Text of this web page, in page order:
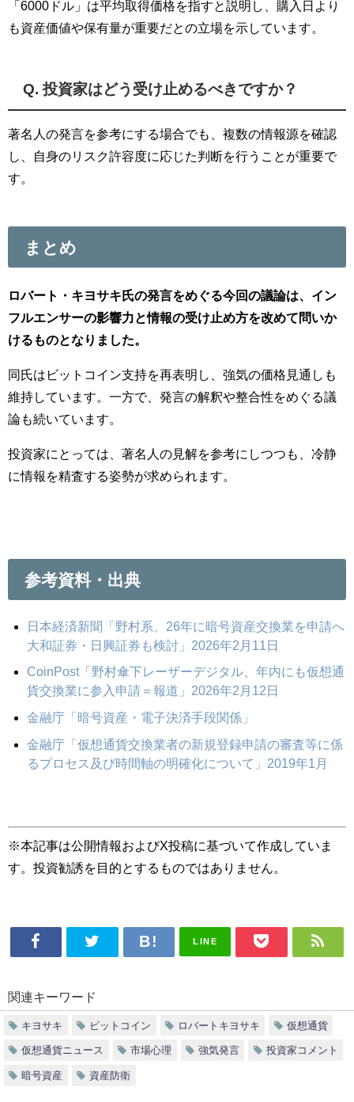
「6000ドル」は平均取得価格を指すと説明し、購入日より
も資産価値や保有量が重要だとの立場を示しています。
Q. 投資家はどう受け止めるべきですか？
著名人の発言を参考にする場合でも、複数の情報源を確認
し、自身のリスク許容度に応じた判断を行うことが重要で
す。
まとめ
ロバート・キヨサキ氏の発言をめぐる今回の議論は、イン
フルエンサーの影響力と情報の受け止め方を改めて問いか
けるものとなりました。
同氏はビットコイン支持を再表明し、強気の価格見通しも
維持しています。一方で、発言の解釈や整合性をめぐる議
論も続いています。
投資家にとっては、著名人の見解を参考にしつつも、冷静
に情報を精査する姿勢が求められます。
参考資料・出典
日本経済新聞「野村系、26年に暗号資産交換業を申請へ
大和証券・日興証券も検討」2026年2月11日
CoinPost「野村傘下レーザーデジタル、年内にも仮想通
貨交換業に参入申請＝報道」2026年2月12日
金融庁「暗号資産・電子決済手段関係」
金融庁「仮想通貨交換業者の新規登録申請の審査等に係
るプロセス及び時間軸の明確化について」2019年1月
※本記事は公開情報およびX投稿に基づいて作成していま
す。投資勧誘を目的とするものではありません。
LINE
関連キーワード
キヨサキ ビットコイン ロバートキヨサキ 仮想通貨
仮想通貨ニュース 市場心理 強気発言 投資家コメント
暗号資産 資産防衛